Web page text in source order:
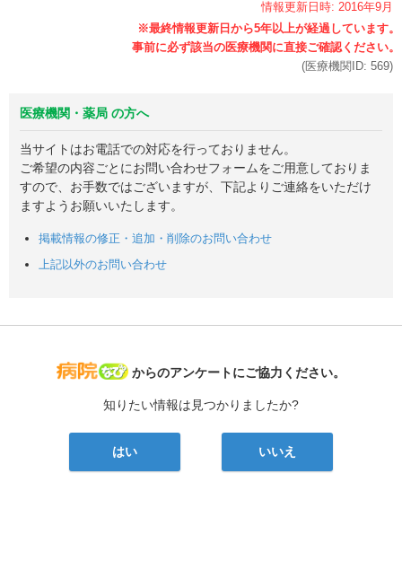
情報更新日時: 2016年9月
(医療機関ID: 569)
医療機関・薬局 の方へ
当サイトはお電話での対応を行っておりません。
ご希望の内容ごとにお問い合わせフォームをご用意しておりま
すので、お手数ではございますが、下記よりご連絡をいただけ
ますようお願いいたします。
掲載情報の修正・追加・削除のお問い合わせ
上記以外のお問い合わせ
病院なび
からのアンケートにご協力ください。
知りたい情報は見つかりましたか?
はい いいえ